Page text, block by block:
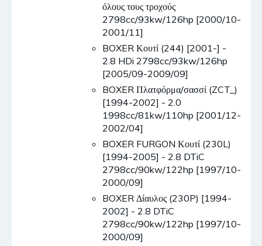
όλους τους τροχούς
2798cc/93kw/126hp [2000/10-
2001/11]
BOXER Κουτί (244) [2001-] -
2.8 HDi 2798cc/93kw/126hp
[2005/09-2009/09]
BOXER Πλατφόρμα/σασσί (ZCT_)
[1994-2002] - 2.0
1998cc/81kw/110hp [2001/12-
2002/04]
BOXER FURGON Κουτί (230L)
[1994-2005] - 2.8 DTiC
2798cc/90kw/122hp [1997/10-
2000/09]
BOXER Δίαυλος (230P) [1994-
2002] - 2.8 DTiC
2798cc/90kw/122hp [1997/10-
2000/09]